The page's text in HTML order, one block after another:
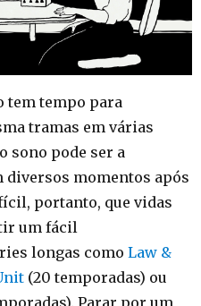
tem tempo para
tramas em várias
sono pode ser a
momentos após
portanto, que vidas
um fácil
longas como Law &
(20 temporadas) ou